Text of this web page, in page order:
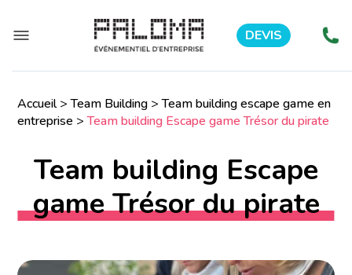
DEVIS
Accueil >Team Building >Team building escape game en
entreprise >Team building Escape game Trésor du pirate
Team building Escape
game Trésor du pirate